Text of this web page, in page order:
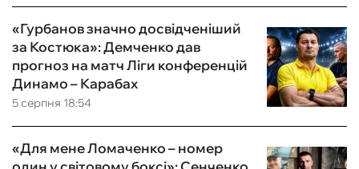
5 серпня 18:54
«Гурбанов значно досвідченіший
за Костюка»: Демченко дав
прогноз на матч Ліги конференцій
Динамо – Карабах
«Для мене Ломаченко – номер